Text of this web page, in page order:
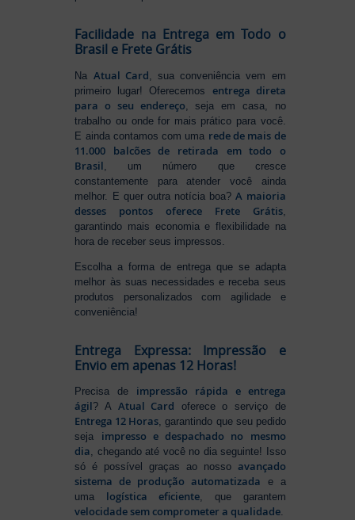
Facilidade na Entrega em Todo o
Brasil e Frete Grátis
Na Atual Card , sua conveniência vem em
primeiro lugar! Oferecemos entrega direta
para o seu endereço , seja em casa, no
trabalho ou onde for mais prático para você.
E ainda contamos com uma rede de mais de
11.000 balcões de retirada em todo o
Brasil , um número que cresce
constantemente para atender você ainda
melhor. E quer outra notícia boa?A maioria
desses pontos oferece Frete Grátis,
garantindo mais economia e flexibilidade na
hora de receber seus impressos.
Escolha a forma de entrega que se adapta
melhor às suas necessidades e receba seus
produtos personalizados com agilidade e
conveniência!
Entrega Expressa: Impressão e
Envio em apenas 12 Horas!
Precisa de impressão rápida e entrega
ágil? A Atual Card oferece o serviço de
Entrega 12 Horas, garantindo que seu pedido
seja impresso e despachado no mesmo
dia, chegando até você no dia seguinte! Isso
só é possível graças ao nosso avançado
sistema de produção automatizada e a
uma logística eficiente, que garantem
velocidade sem comprometer a qualidade.